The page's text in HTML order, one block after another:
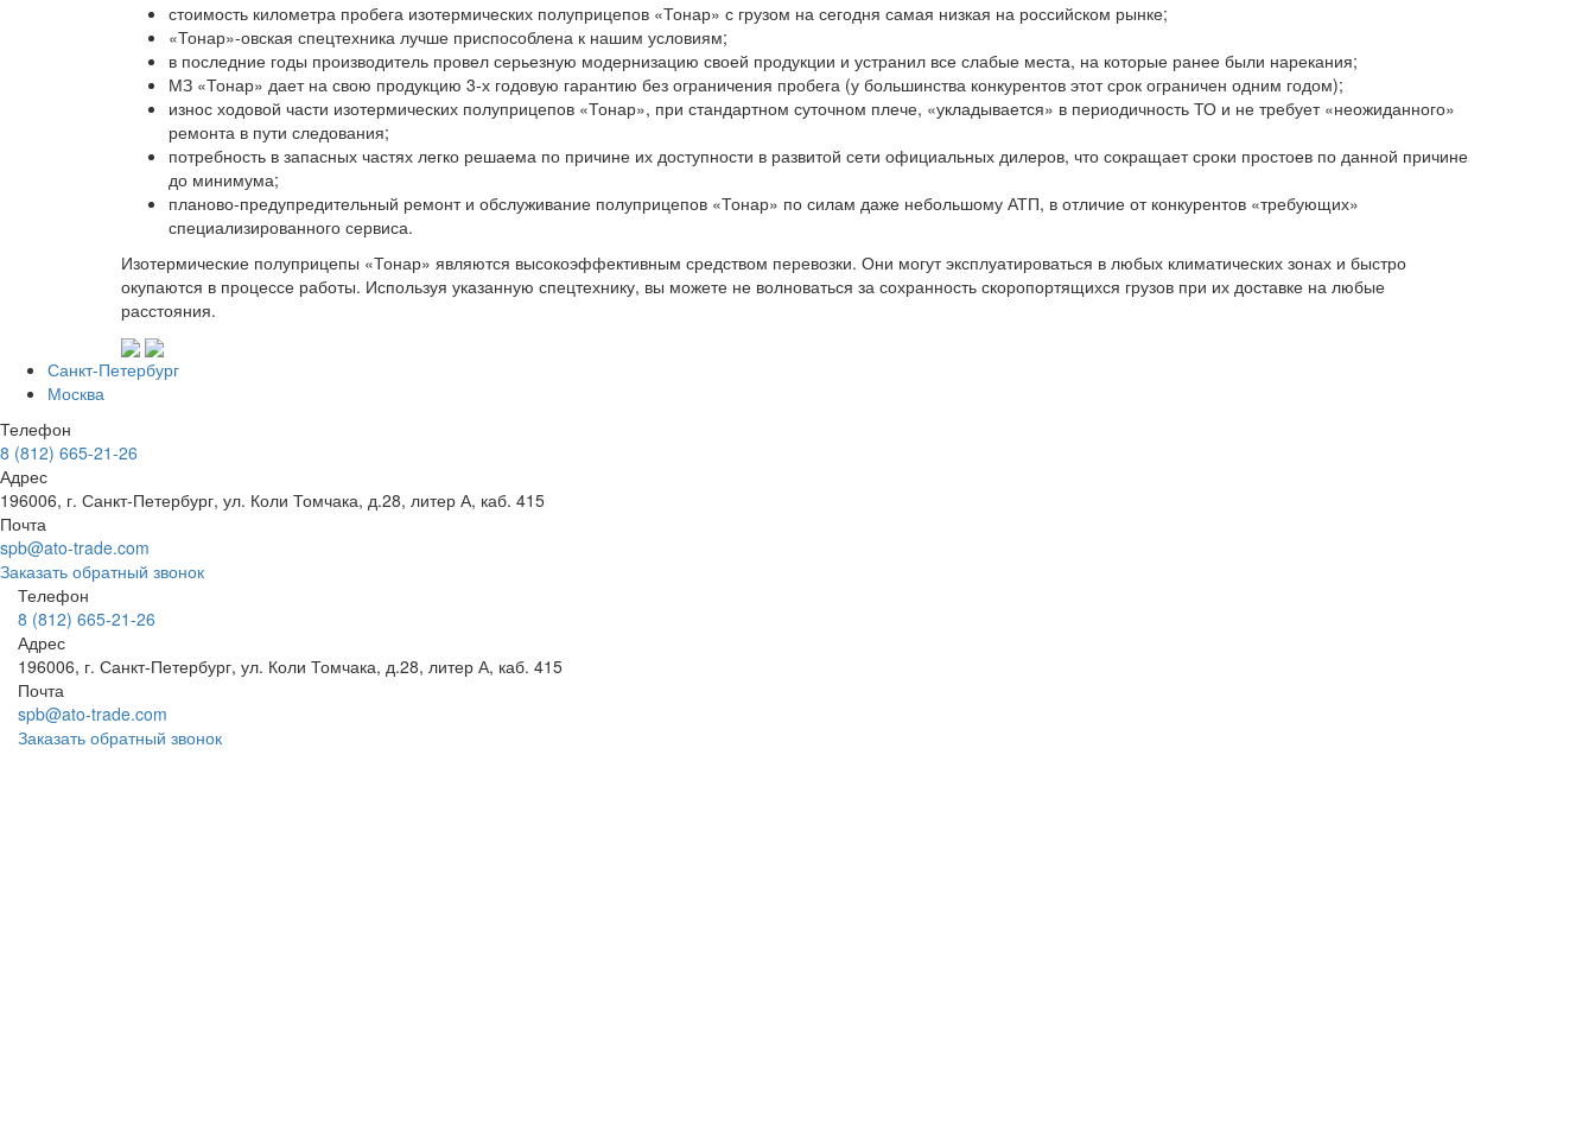
стоимость километра пробега изотермических полуприцепов «Тонар» с грузом на сегодня самая низкая на российском рынке;
«Тонар»-овская спецтехника лучше приспособлена к нашим условиям;
в последние годы производитель провел серьезную модернизацию своей продукции и устранил все слабые места, на которые ранее были нарекания;
МЗ «Тонар» дает на свою продукцию 3-х годовую гарантию без ограничения пробега (у большинства конкурентов этот срок ограничен одним годом);
износ ходовой части изотермических полуприцепов «Тонар», при стандартном суточном плече, «укладывается» в периодичность ТО и не требует «неожиданного»
ремонта в пути следования;
потребность в запасных частях легко решаема по причине их доступности в развитой сети официальных дилеров, что сокращает сроки простоев по данной причине
до минимума;
планово-предупредительный ремонт и обслуживание полуприцепов «Тонар» по силам даже небольшому АТП, в отличие от конкурентов «требующих»
специализированного сервиса.
Изотермические полуприцепы «Тонар» являются высокоэффективным средством перевозки. Они могут эксплуатироваться в любых климатических зонах и быстро
окупаются в процессе работы. Используя указанную спецтехнику, вы можете не волноваться за сохранность скоропортящихся грузов при их доставке на любые
расстояния.
Санкт-Петербург
Москва
Телефон
8 (812) 665-21-26
Адрес
196006, г. Санкт-Петербург, ул. Коли Томчака, д.28, литер А, каб. 415
Почта
spb@ato-trade.com
Заказать обратный звонок
Телефон
8 (812) 665-21-26
Адрес
196006, г. Санкт-Петербург, ул. Коли Томчака, д.28, литер А, каб. 415
Почта
spb@ato-trade.com
Заказать обратный звонок